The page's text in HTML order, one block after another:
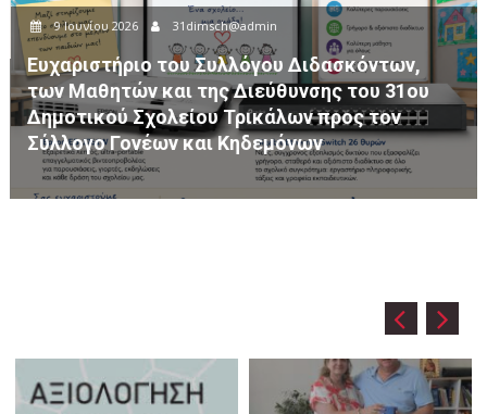
Διδασκόντων,
του 31ου
προς τον
8 Ιουνίου 2026 31dimsch@admin
Ημερήσια Εκπαιδευτική
Δημοτικού Σχολείου
Βησσαρίωνα Πύλης